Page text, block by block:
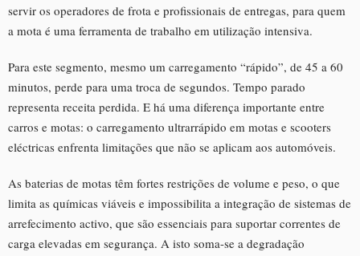
servir os operadores de frota e profissionais de entregas, para quem
a mota é uma ferramenta de trabalho em utilização intensiva.
Para este segmento, mesmo um carregamento “rápido”, de 45 a 60
minutos, perde para uma troca de segundos. Tempo parado
representa receita perdida. E há uma diferença importante entre
carros e motas: o carregamento ultrarrápido em motas e scooters
eléctricas enfrenta limitações que não se aplicam aos automóveis.
As baterias de motas têm fortes restrições de volume e peso, o que
limita as químicas viáveis e impossibilita a integração de sistemas de
arrefecimento activo, que são essenciais para suportar correntes de
carga elevadas em segurança. A isto soma-se a degradação